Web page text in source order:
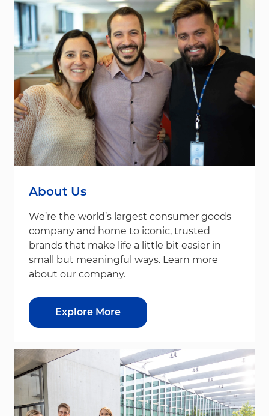
About Us
We’re the world’s largest consumer goods
company and home to iconic, trusted
brands that make life a little bit easier in
small but meaningful ways. Learn more
about our company.
Explore More